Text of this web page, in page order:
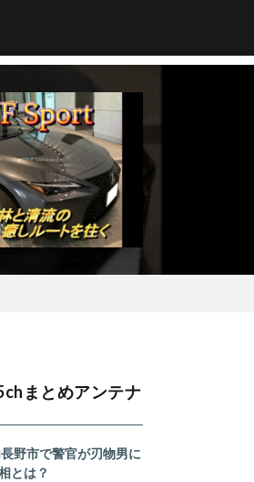
まとめアンテナ
野市で警官が刃物男に
とは？